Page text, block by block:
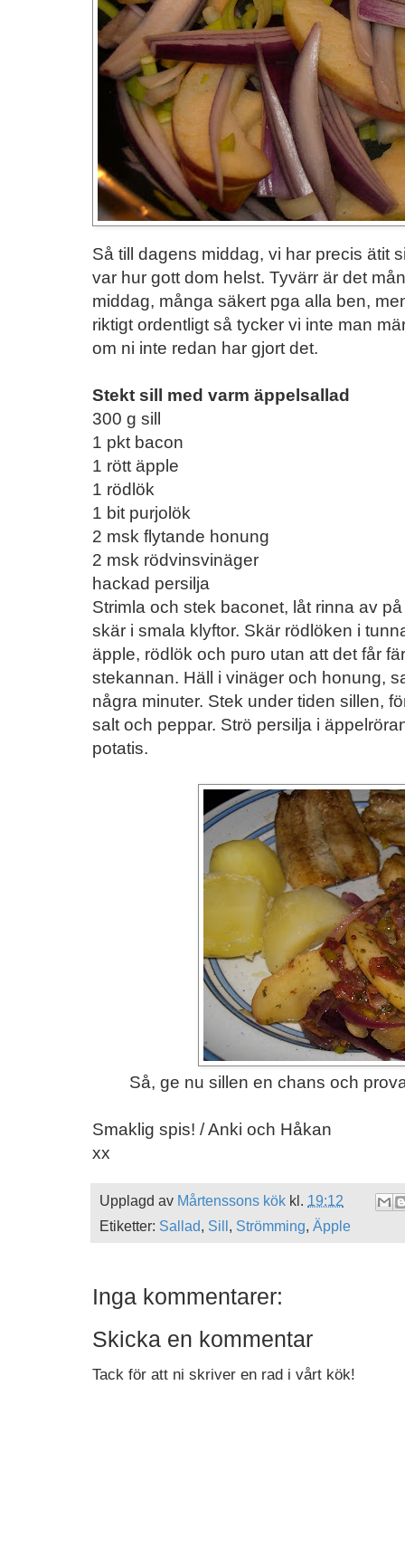
Så till dagens middag, vi har precis ätit
var hur gott dom helst. Tyvärr är det
middag, många säkert pga alla ben,
riktigt ordentligt så tycker vi inte man
om ni inte redan har gjort det.
Stekt sill med varm äppelsallad
300 g sill
1 pkt bacon
1 rött äpple
1 rödlök
1 bit purjolök
2 msk flytande honung
2 msk rödvinsvinäger
hackad persilja
Strimla och stek baconet, låt rinna av
skär i smala klyftor. Skär rödlöken i
äpple, rödlök och puro utan att det får
stekannan. Häll i vinäger och honung,
några minuter. Stek under tiden sillen,
salt och peppar. Strö persilja i
potatis.
Så, ge nu sillen en chans och
Smaklig spis! / Anki och Håkan
xx
Upplagd av Mårtenssons kök kl. 19:12
Etiketter: Sallad, Sill , Strömming, Äpple
Inga kommentarer:
Skicka en kommentar
Tack för att ni skriver en rad i vårt kök!